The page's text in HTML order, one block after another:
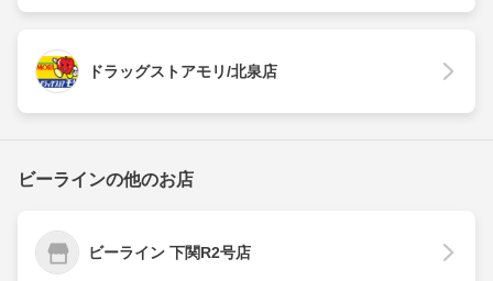
ドラッグストアモリ/北泉店
ビーラインの他のお店
ビーライン 下関R2号店